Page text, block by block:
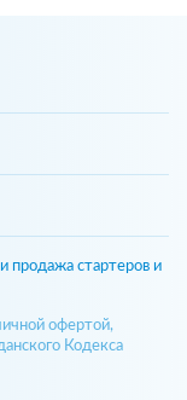
стартеров и
офертой,
Кодекса